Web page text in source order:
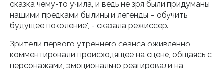
сказка чему-то учила, и ведь не зря были придуманы
нашими предками былины и легенды – обучить
будущее поколение", - сказала режиссер.
Зрители первого утреннего сеанса оживленно
комментировали происходящее на сцене, общаясь с
персонажами, эмоционально реагировали на